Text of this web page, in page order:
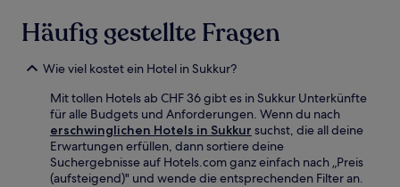
Häufig gestellte Fragen
Wie viel kostet ein Hotel in Sukkur?
Mit tollen Hotels ab CHF 36 gibt es in Sukkur Unterkünfte
für alle Budgets und Anforderungen. Wenn du nach
erschwinglichen Hotels in Sukkur suchst, die all deine
Erwartungen erfüllen, dann sortiere deine
Suchergebnisse auf Hotels.com ganz einfach nach „Preis
(aufsteigend)" und wende die entsprechenden Filter an.